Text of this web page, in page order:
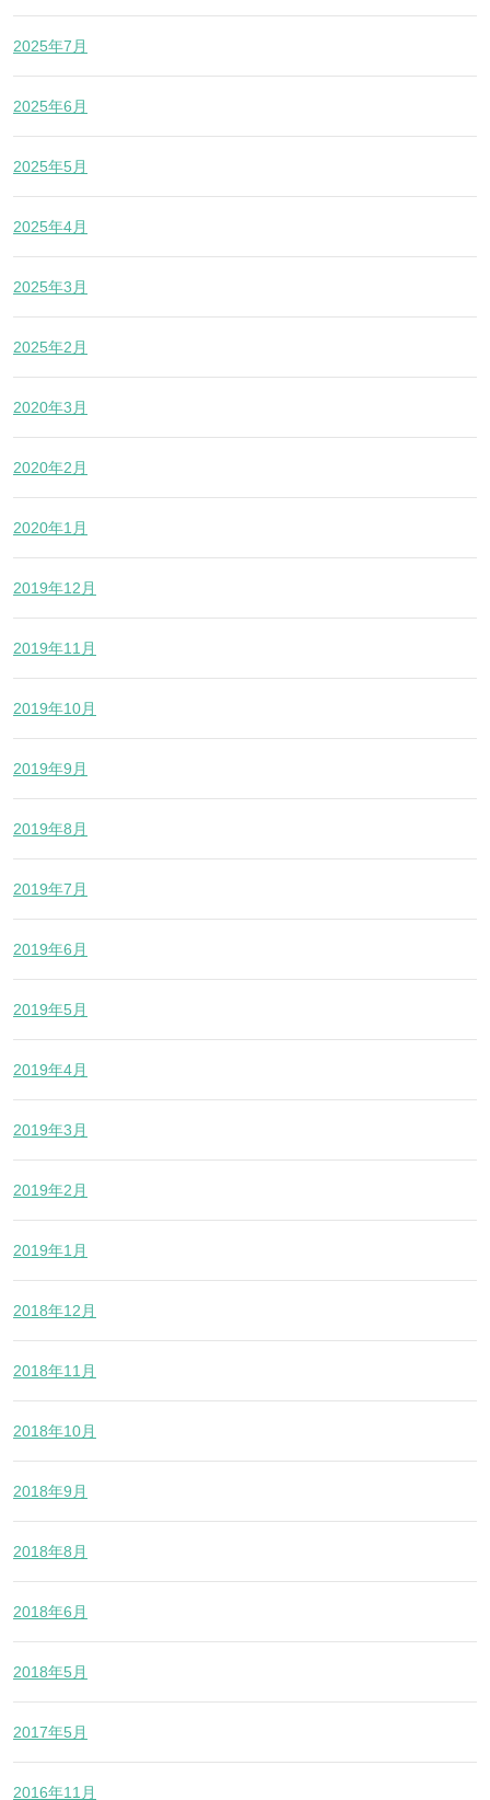
2025年7月
2025年6月
2025年5月
2025年4月
2025年3月
2025年2月
2020年3月
2020年2月
2020年1月
2019年12月
2019年11月
2019年10月
2019年9月
2019年8月
2019年7月
2019年6月
2019年5月
2019年4月
2019年3月
2019年2月
2019年1月
2018年12月
2018年11月
2018年10月
2018年9月
2018年8月
2018年6月
2018年5月
2017年5月
2016年11月